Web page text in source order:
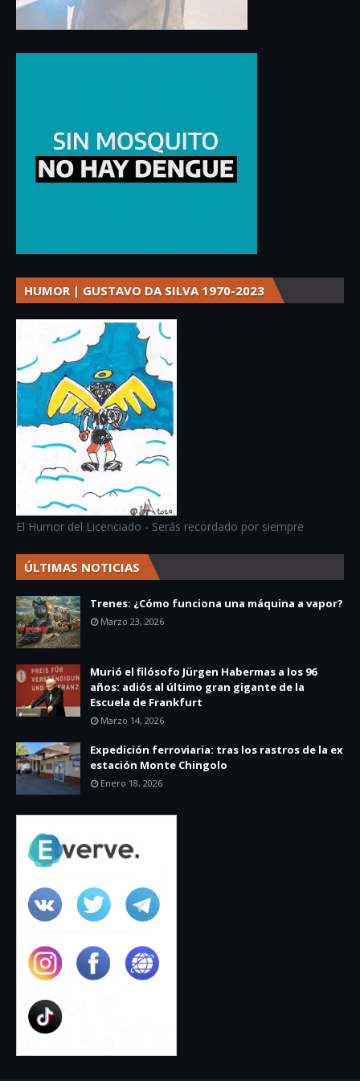
HUMOR | GUSTAVO DA SILVA 1970-2023
El Humor del Licenciado - Serás recordado por siempre
ÚLTIMAS NOTICIAS
Trenes: ¿Cómo funciona una máquina a vapor?
Marzo 23, 2026
Murió el filósofo Jürgen Habermas a los 96
años: adiós al último gran gigante de la
Escuela de Frankfurt
Marzo 14, 2026
Expedición ferroviaria: tras los rastros de la ex
estación Monte Chingolo
Enero 18, 2026